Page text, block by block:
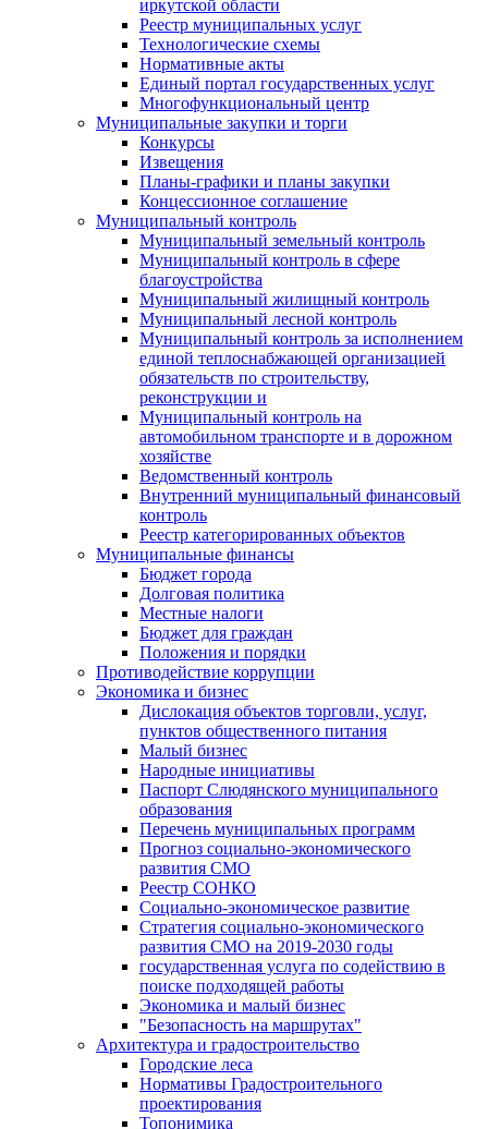
иркутской области
Реестр муниципальных услуг
Технологические схемы
Нормативные акты
Единый портал государственных услуг
Многофункциональный центр
Муниципальные закупки и торги
Конкурсы
Извещения
Планы-графики и планы закупки
Концессионное соглашение
Муниципальный контроль
Муниципальный земельный контроль
Муниципальный контроль в сфере
благоустройства
Муниципальный жилищный контроль
Муниципальный лесной контроль
Муниципальный контроль за исполнением
единой теплоснабжающей организацией
обязательств по строительству,
реконструкции и
Муниципальный контроль на
автомобильном транспорте и в дорожном
хозяйстве
Ведомственный контроль
Внутренний муниципальный финансовый
контроль
Реестр категорированных объектов
Муниципальные финансы
Бюджет города
Долговая политика
Местные налоги
Бюджет для граждан
Положения и порядки
Противодействие коррупции
Экономика и бизнес
Дислокация объектов торговли, услуг,
пунктов общественного питания
Малый бизнес
Народные инициативы
Паспорт Слюдянского муниципального
образования
Перечень муниципальных программ
Прогноз социально-экономического
развития СМО
Реестр СОНКО
Социально-экономическое развитие
Стратегия социально-экономического
развития СМО на 2019-2030 годы
государственная услуга по содействию в
поиске подходящей работы
Экономика и малый бизнес
"Безопасность на маршрутах"
Архитектура и градостроительство
Городские леса
Нормативы Градостроительного
проектирования
Топонимика